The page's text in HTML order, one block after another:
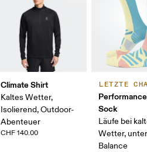
Climate Shirt
Kaltes Wetter,
Isolierend, Outdoor-
Abenteuer
CHF 140.00
LETZTE
Sock
Läufe bei
Wetter,
Balance